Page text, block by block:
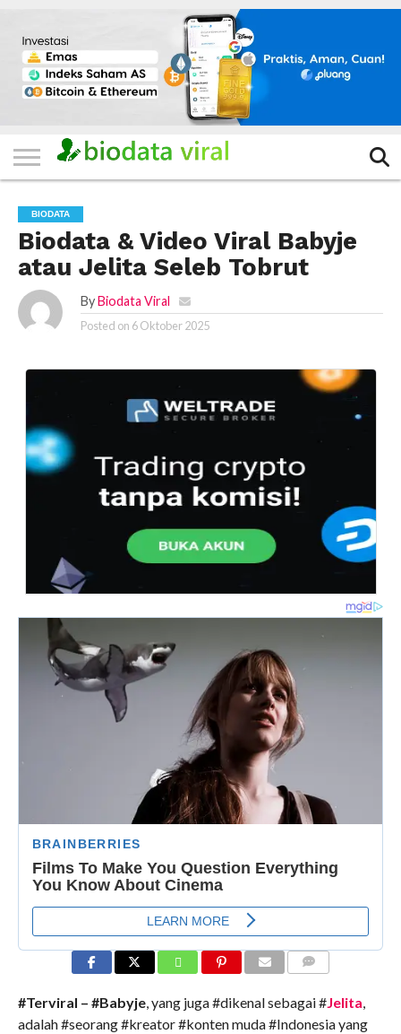
HOME
FILTER
KATEGORI
IKLAN
GRATIS
TERVIRAL
TRADING
KOMUNITAS
BERITA
BISNIS
LAINNYA
BIODATA
Biodata & Video Viral Babyje
atau Jelita Seleb Tobrut
By Biodata Viral
Posted on 6 Oktober 2025
#Terviral – #Babyje, yang juga #dikenal sebagai #Jelita
adalah #seorang #kreator #konten muda #Indonesia yang